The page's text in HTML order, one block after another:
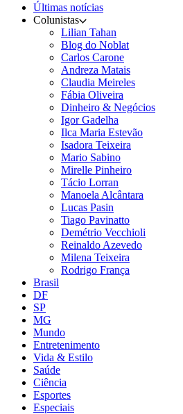
Últimas notícias
Colunistas
Lilian Tahan
Blog do Noblat
Carlos Carone
Andreza Matais
Claudia Meireles
Fábia Oliveira
Dinheiro & Negócios
Igor Gadelha
Ilca Maria Estevão
Isadora Teixeira
Mario Sabino
Mirelle Pinheiro
Tácio Lorran
Manoela Alcântara
Lucas Pasin
Tiago Pavinatto
Demétrio Vecchioli
Reinaldo Azevedo
Milena Teixeira
Rodrigo França
Brasil
DF
SP
MG
Mundo
Entretenimento
Vida & Estilo
Saúde
Ciência
Esportes
Especiais